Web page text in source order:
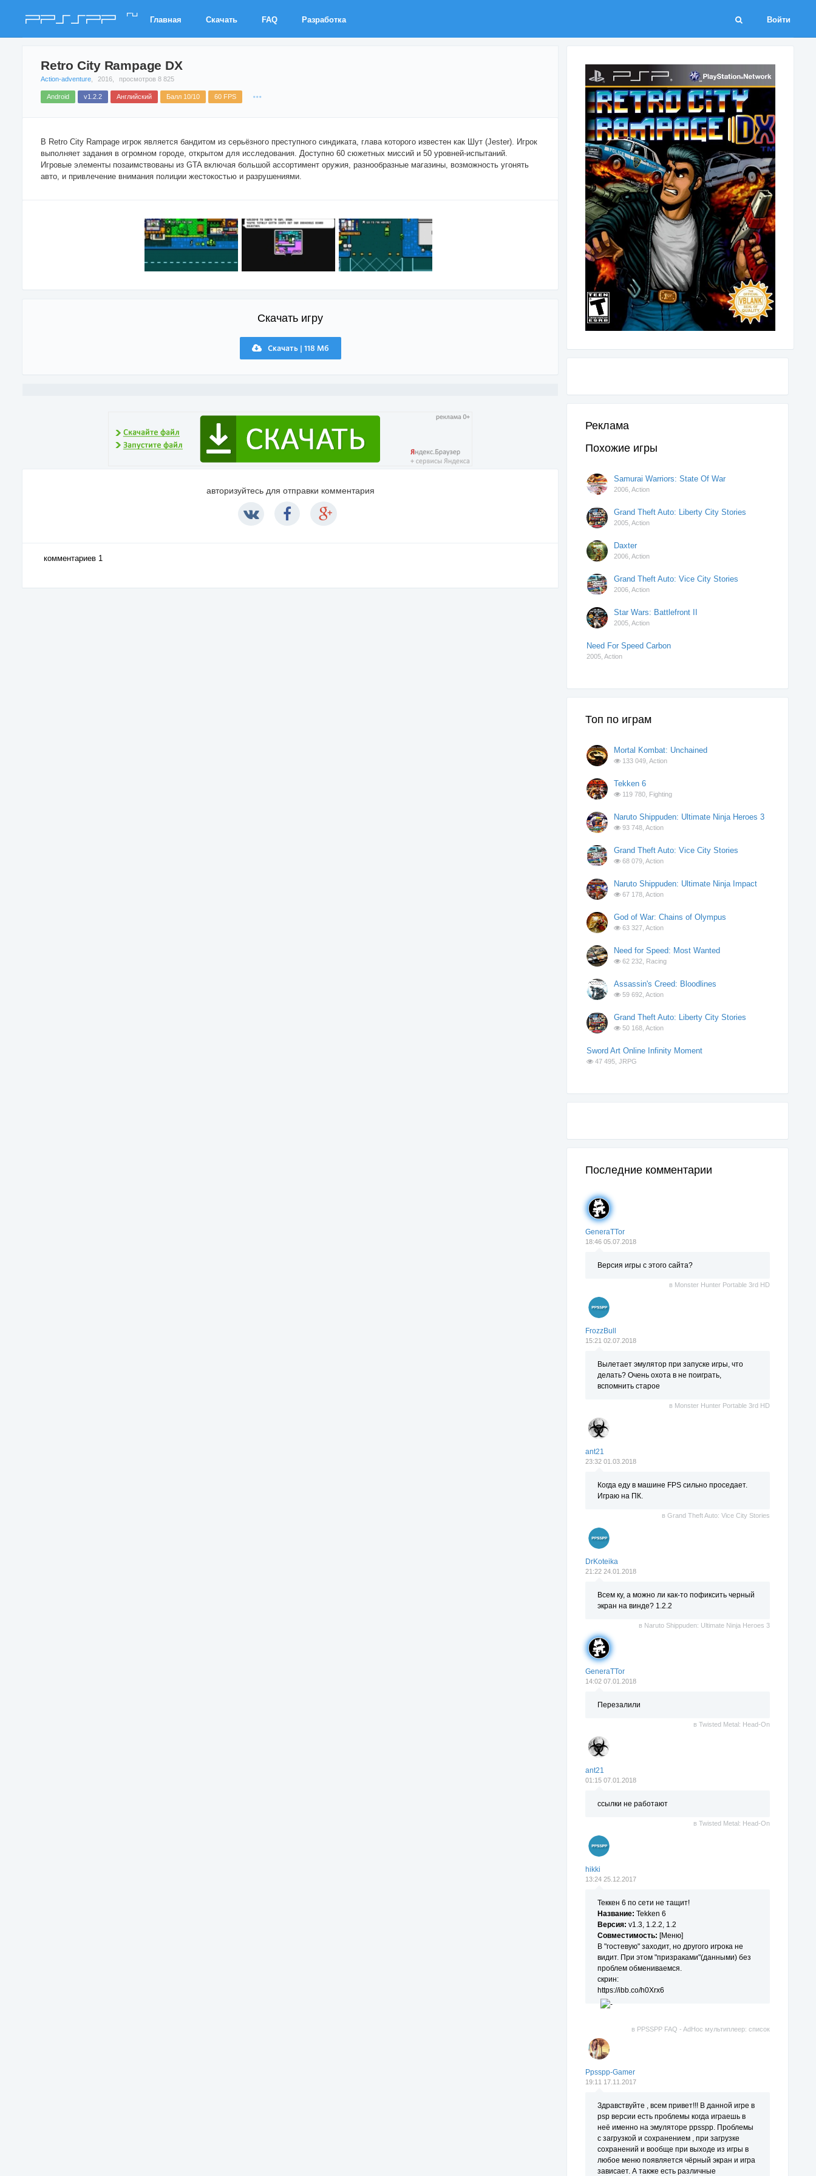
PPSSPP ru
Главная Скачать FAQ Разработка Войти
Retro City Rampage DX
Action-adventure 2016, просмотров 8 825
Android v1.2.2 Английский Балл 10/10 60 FPS
В Retro City Rampage игрок является бандитом из серьёзного преступного синдиката, глава которого известен как Шут (Jester). Игрок
выполняет задания в огромном городе, открытом для исследования. Доступно 60 сюжетных миссий и 50 уровней-испытаний.
Игровые элементы позаимствованы из GTA включая большой ассортимент оружия, разнообразные магазины, возможность угонять
авто, и привлечение внимания полиции жестокостью и разрушениями.
Скачать игру
Скачать | 118 Мб
авторизуйтесь для отправки комментария
комментариев 1
Реклама
Похожие игры
Samurai Warriors: State Of War
2006,Action
Grand Theft Auto: Liberty City Stories
2005,Action
Daxter
2006,Action
Grand Theft Auto: Vice City Stories
2006,Action
Star Wars: Battlefront II
2005,Action
Need For Speed Carbon
2005,Action
Топ по играм
Mortal Kombat: Unchained
133 049,Action
Tekken 6
119 780, Fighting
Naruto Shippuden: Ultimate Ninja Heroes 3
93 748,Action
Grand Theft Auto: Vice City Stories
68 079,Action
Naruto Shippuden: Ultimate Ninja Impact
67 178,Action
God of War: Chains of Olympus
63 327,Action
Need for Speed: Most Wanted
62 232, Racing
Assassin's Creed: Bloodlines
59 692,Action
Grand Theft Auto: Liberty City Stories
50 168,Action
Sword Art Online Infinity Moment
47 495,JRPG
Последние комментарии
GeneraTTor
18:46 05.07.2018
Версия игры с этого сайта?
в Monster Hunter Portable 3rd HD
FrozzBull
15:21 02.07.2018
Вылетает эмулятор при запуске игры, что
делать? Очень охота в не поиграть,
вспомнить старое
в Monster Hunter Portable 3rd HD
ant21
23:32 01.03.2018
Когда еду в машине FPS сильно проседает.
Играю на ПК.
вGrand Theft Auto: Vice City Stories
DrKoteika
21:22 24.01.2018
Всем ку, а можно ли как-то пофиксить черный
экран на винде? 1.2.2
в Naruto Shippuden: Ultimate Ninja Heroes 3
GeneraTTor
14:02 07.01.2018
Перезалили
вTwisted Metal: Head-On
ant21
01:15 07.01.2018
ссылки не работают
вTwisted Metal: Head-On
hikki
13:24 25.12.2017
Теккен 6 по сети не тащит!
Название: Tekken 6
Версия: v1.3, 1.2.2, 1.2
Совместимость: [Меню]
В "гостевую" заходит, но другого игрока не
видит. При этом "призраками"(данными) без
проблем обмениваемся.
скрин:
https://ibb.co/h0Xrx6
в PPSSPP FAQ - AdHoc мультиплеер: список
Ppsspp-Gamer
19:11 17.11.2017
Здравствуйте , всем привет!!! В данной игре в
psp версии есть проблемы когда играешь в
неё именно на эмуляторе ppsspp. Проблемы
с загрузкой и сохранением , при загрузке
сохранений и вообще при выходе из игры в
любое меню появляется чёрный экран и игра
зависает. А также есть различные